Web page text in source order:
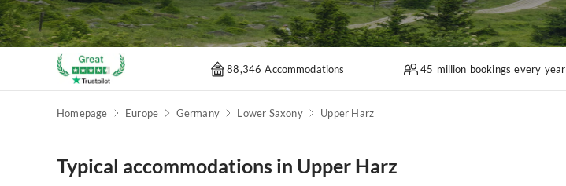
88,346 Accommodations 45 million bookings every year
Homepage Europe Germany Lower Saxony Upper Harz
Typical accommodations in Upper Harz